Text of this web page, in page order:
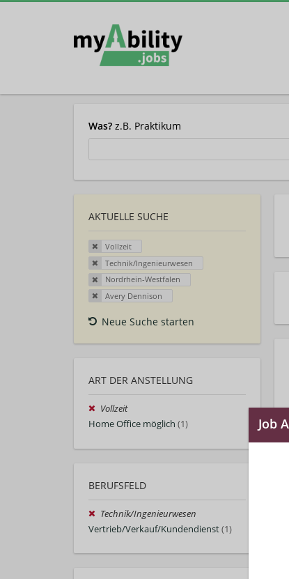
Was? z.B. Praktikum
AKTUELLE SUCHE
Vollzeit
Technik/Ingenieurwesen
Nordrhein-Westfalen
Avery Dennison
Neue Suche starten
ART DER ANSTELLUNG
Vollzeit
Home Office möglich (1)
BERUFSFELD
Technik/Ingenieurwesen
Vertrieb/Verkauf/Kundendienst(1)